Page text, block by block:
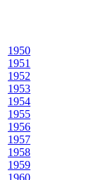
1950
1951
1952
1953
1954
1955
1956
1957
1958
1959
1960